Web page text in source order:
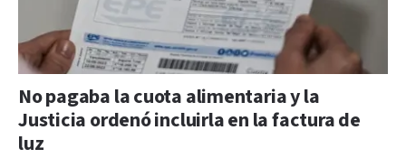
No pagaba la cuota alimentaria y la
Justicia ordenó incluirla en la factura de
luz